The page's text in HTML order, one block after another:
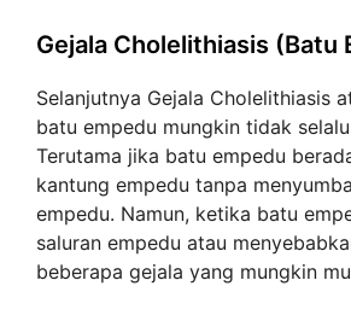
Gejala Cholelithiasis (Batu
Selanjutnya Gejala Cholelithiasis
batu empedu mungkin tidak
Terutama jika batu empedu
kantung empedu tanpa
empedu. Namun, ketika batu
saluran empedu atau
beberapa gejala yang mungkin